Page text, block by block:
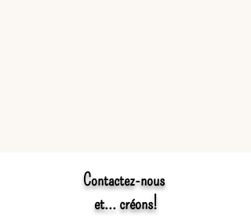
Contactez-nous
et... créons!